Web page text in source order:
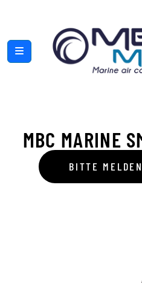
MBC MARINE
BITTE